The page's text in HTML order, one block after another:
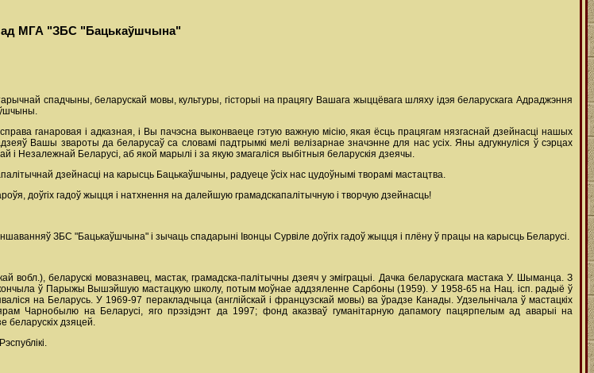
ад МГА "ЗБС "Бацькаўшчына"
спадчыны, беларускай мовы, культуры, гісторыі на працягу Вашага жыццёвага шляху ідэя беларускага Адраджэння
ганаровая і адказная, і Вы пачэсна выконваеце гэтую важную місію, якая ёсць працягам нязгаснай дзейнасці нашых
Вашы звароты да беларусаў са словамі падтрымкі мелі велізарнае значэнне для нас усіх. Яны адгукнуліся ў сэрцах
Незалежнай Беларусі, аб якой марылі і за якую змагаліся выбітныя беларускія дзеячы.
дзейнасці на карысць Бацькаўшчыны, радуеце ўсіх нас цудоўнымі творамі мастацтва.
доўгіх гадоў жыцця і натхнення на далейшую грамадскапалітычную і творчую дзейнасць!
ЗБС "Бацькаўшчына" і зычаць спадарыні Івонцы Сурвіле доўгіх гадоў жыцця і плёну ў працы на карысць Беларусі.
вобл.), беларускі мовазнавец, мастак, грамадска-палітычны дзеяч у эміграцыі. Дачка беларускага мастака У. Шыманца. З
ў Парыжы Вышэйшую мастацкую школу, потым моўнае аддзяленне Сарбоны (1959). У 1958-65 на Нац. ісп. радыё ў
на Беларусь. У 1969-97 перакладчыца (англійскай і французскай мовы) ва ўрадзе Канады. Удзельнічала ў мастацкіх
Чарнобылю на Беларусі, яго прэзідэнт да 1997; фонд аказваў гуманітарную дапамогу пацярпелым ад аварыі на
беларускіх дзяцей.